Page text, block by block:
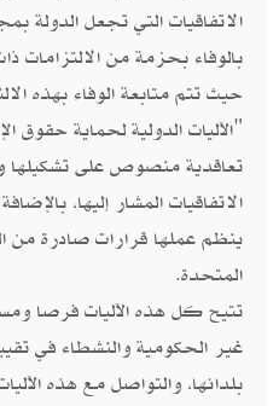
الاتفاقيات التي تجعل الدولة
بالوفاء بحزمة من الالتزامات
حيث تتم متابعة الوفاء بهذه
"الآليات الدولية لحماية
تعاقدية منصوص على تشكيلها
الاتفاقيات المشار إليها،
ينظم عملها قرارات صادرة من
المتحدة.
تتيح كل هذه الآليات فرصا
غير الحكومية والنشطاء في
بلدانها، والتواصل مع هذه